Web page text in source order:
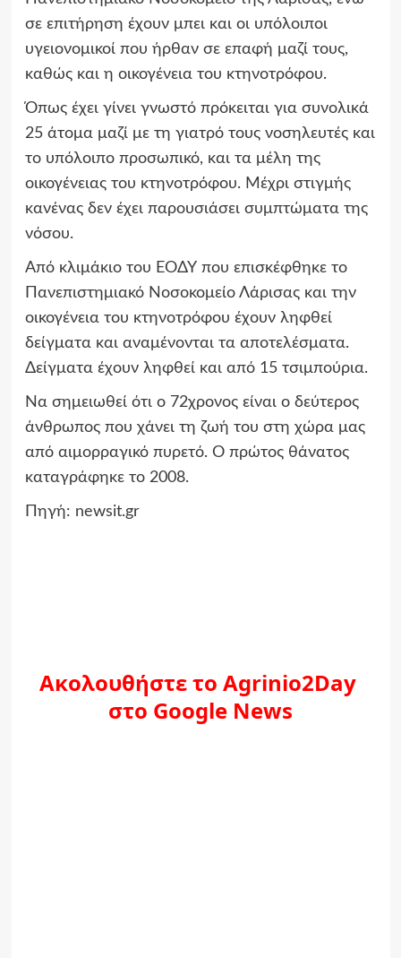
σε επιτήρηση έχουν μπει και οι υπόλοιποι
υγειονομικοί που ήρθαν σε επαφή μαζί τους,
καθώς και η οικογένεια του κτηνοτρόφου.
Όπως έχει γίνει γνωστό πρόκειται για συνολικά
25 άτομα μαζί με τη γιατρό τους νοσηλευτές και
το υπόλοιπο προσωπικό, και τα μέλη της
οικογένειας του κτηνοτρόφου. Μέχρι στιγμής
κανένας δεν έχει παρουσιάσει συμπτώματα της
νόσου.
Από κλιμάκιο του ΕΟΔΥ που επισκέφθηκε το
Πανεπιστημιακό Νοσοκομείο Λάρισας και την
οικογένεια του κτηνοτρόφου έχουν ληφθεί
δείγματα και αναμένονται τα αποτελέσματα.
Δείγματα έχουν ληφθεί και από 15 τσιμπούρια.
Να σημειωθεί ότι ο 72χρονος είναι ο δεύτερος
άνθρωπος που χάνει τη ζωή του στη χώρα μας
από αιμορραγικό πυρετό. Ο πρώτος θάνατος
καταγράφηκε το 2008.
Πηγή: newsit.gr
Ακολουθήστε το Agrinio2Day
στο Google News